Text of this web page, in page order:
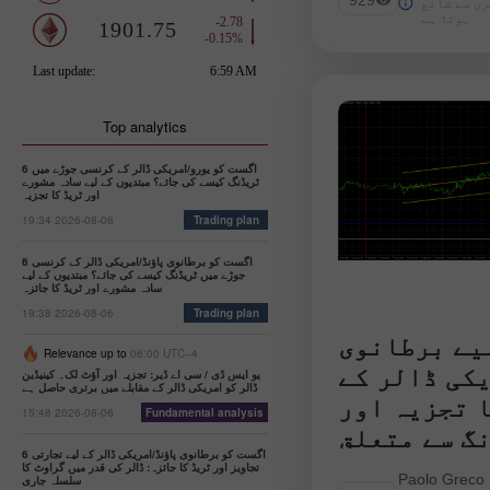
کر دی، حالانکہ
سے شائع
ہوتا ہے
برطانوی
ڈالر کے
تجزیہ اور
سے متعلق
کا رجحان
پاؤنڈ/امریکی ڈالر
Paolo Greco
Top analytics
6 اگست کو یورو/امریکی ڈالر کے کرنسی جوڑے میں
ٹریڈنگ کیسے کی جائے؟ مبتدیوں کے لیے سادہ مشورے
اور ٹریڈ کا تجزیہ
19:34 2026-08-06
Trading plan
6 اگست کو برطانوی پاؤنڈ/امریکی ڈالر کے کرنسی
جوڑے میں ٹریڈنگ کیسے کی جائے؟ مبتدیوں کے لیے
سادہ مشورے اور ٹریڈ کا جائزہ
19:38 2026-08-06
Trading plan
Relevance up to 06:00 UTC--4
یو ایس ڈی / سی اے ڈیر: تجزیہ اور آؤٹ لک۔ کینیڈین
ڈالر کو امریکی ڈالر کے مقابلے میں برتری حاصل ہے
15:48 2026-08-06
Fundamental analysis
6 اگست کو برطانوی پاؤنڈ/امریکی ڈالر کے لیے تجارتی
تجاویز اور ٹریڈ کا جائزہ: ڈالر کی قدر میں گراوٹ کا
سلسلہ جاری